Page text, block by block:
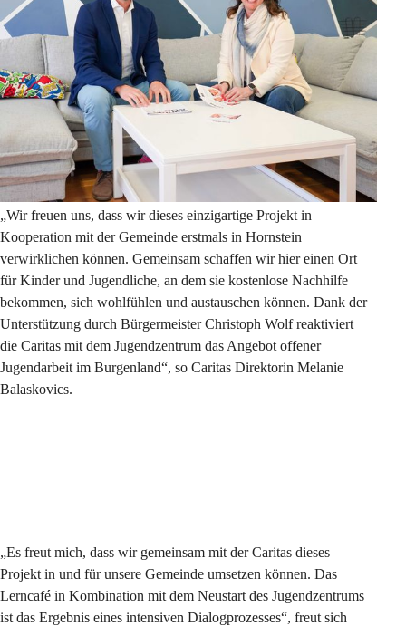
„Wir freuen uns, dass wir dieses einzigartige Projekt in
Kooperation mit der Gemeinde erstmals in Hornstein
verwirklichen können. Gemeinsam schaffen wir hier einen Ort
für Kinder und Jugendliche, an dem sie kostenlose Nachhilfe
bekommen, sich wohlfühlen und austauschen können. Dank der
Unterstützung durch Bürgermeister Christoph Wolf reaktiviert
die Caritas mit dem Jugendzentrum das Angebot offener
Jugendarbeit im Burgenland“, so Caritas Direktorin Melanie
Balaskovics.
„Es freut mich, dass wir gemeinsam mit der Caritas dieses
Projekt in und für unsere Gemeinde umsetzen können. Das
Lerncafé in Kombination mit dem Neustart des Jugendzentrums
ist das Ergebnis eines intensiven Dialogprozesses“, freut sich